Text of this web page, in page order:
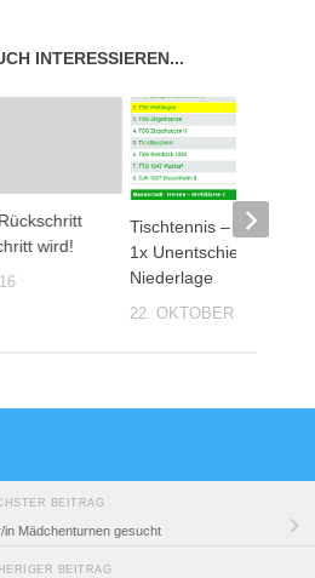
INTERESSIEREN...
wird!
Tischtennis – 1x Sieg |
1x Unentschieden | 1x
Niederlage
22. OKTOBER 2022
BEITRAG
in Mädchenturnen gesucht
BEITRAG